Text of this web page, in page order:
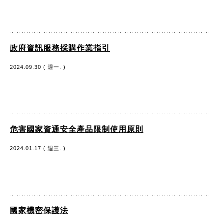
政府資訊服務採購作業指引
2024.09.30 ( 週一. )
危害國家資通安全產品限制使用原則
2024.01.17 ( 週三. )
國家機密保護法